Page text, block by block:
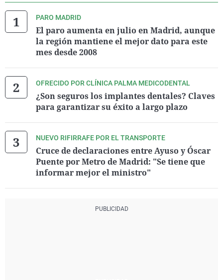
PARO MADRID
El paro aumenta en julio en Madrid, aunque
la región mantiene el mejor dato para este
mes desde 2008
OFRECIDO POR CLÍNICA PALMA MEDICODENTAL
¿Son seguros los implantes dentales? Claves
para garantizar su éxito a largo plazo
NUEVO RIFIRRAFE POR EL TRANSPORTE
Cruce de declaraciones entre Ayuso y Óscar
Puente por Metro de Madrid: "Se tiene que
informar mejor el ministro"